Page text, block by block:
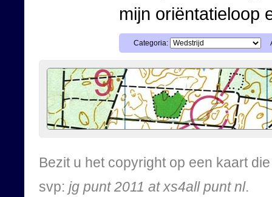
mijn oriëntatieloop
Categoria:
Bezit u het copyright op een kaart
svp: jg punt 2011 at xs4all punt nl.